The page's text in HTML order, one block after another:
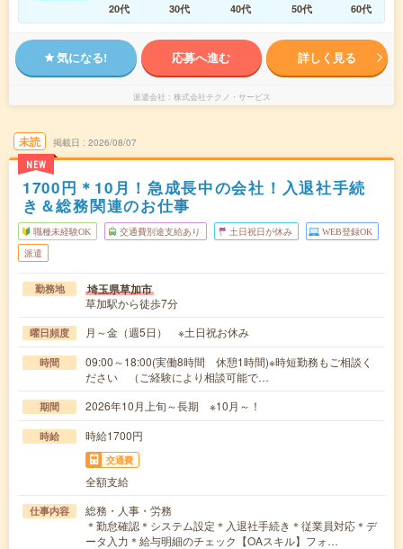
20代
30代 40代 50代 60代
気になる! 応募へ進む 詳しく見る
派遣会社 株式会社テクノ・サービス
未読
NEW
掲載日 2026/08/07
1700円＊10月！急成長中の会社！入退社手続
き＆総務関連のお仕事
職種未経験OK 交通費別途支給あり 土日祝日が休み WEB登録OK
派遣
勤務地 埼玉県草加市
草加駅から徒歩7分
曜日頻度 月～金（週5日） ※土日祝お休み
時間
09:00～18:00(実働8時間 休憩1時間)※時短勤務もご相談く
ださい （ご経験により相談可能で…
期間 2026年10月上旬～長期 ※10月～！
時給 時給1700円
交通費
全額支給
仕事内容
総務・人事・労務
＊勤怠確認＊システム設定＊入退社手続き＊従業員対応＊デ
ータ入力＊給与明細のチェック【OAスキル】フォ…